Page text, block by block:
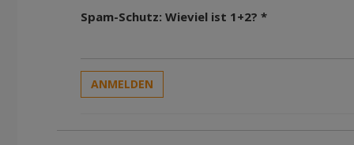
Spam-Schutz: Wieviel ist 1+2? *
ANMELDEN